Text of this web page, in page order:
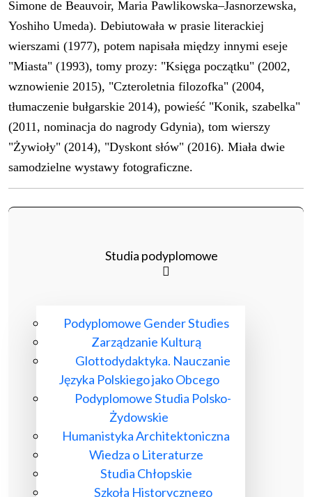
Studia podyplomowe
Podyplomowe Gender Studies
Zarządzanie Kulturą
Glottodydaktyka. Nauczanie
Języka Polskiego jako Obcego
Podyplomowe Studia Polsko-
Żydowskie
Humanistyka Architektoniczna
Wiedza o Literaturze
Studia Chłopskie
Szkoła Historycznego
Simone de Beauvoir, Maria Pawlikowska–Jasnorzewska,
Yoshiho Umeda). Debiutowała w prasie literackiej
wierszami (1977), potem napisała między innymi eseje
"Miasta" (1993), tomy prozy: "Księga początku" (2002,
wznowienie 2015), "Czteroletnia filozofka" (2004,
tłumaczenie bułgarskie 2014), powieść "Konik, szabelka"
(2011, nominacja do nagrody Gdynia), tom wierszy
"Żywioły" (2014), "Dyskont słów" (2016). Miała dwie
samodzielne wystawy fotograficzne.